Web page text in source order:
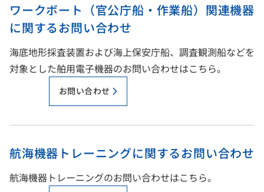
ワークボート（官公庁船・作業船）関連機器
に関するお問い合わせ
海底地形採査装置および海上保安庁船、調査観測船などを
対象とした舶用電子機器のお問い合わせはこちら。
お問い合わせ
航海機器トレーニングに関するお問い合わせ
航海機器トレーニングのお問い合わせはこちら。